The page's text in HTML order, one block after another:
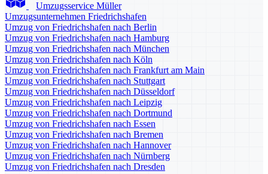
Umzugsservice Müller
Umzugsunternehmen Friedrichshafen
Umzug von Friedrichshafen nach Berlin
Umzug von Friedrichshafen nach Hamburg
Umzug von Friedrichshafen nach München
Umzug von Friedrichshafen nach Köln
Umzug von Friedrichshafen nach Frankfurt am Main
Umzug von Friedrichshafen nach Stuttgart
Umzug von Friedrichshafen nach Düsseldorf
Umzug von Friedrichshafen nach Leipzig
Umzug von Friedrichshafen nach Dortmund
Umzug von Friedrichshafen nach Essen
Umzug von Friedrichshafen nach Bremen
Umzug von Friedrichshafen nach Hannover
Umzug von Friedrichshafen nach Nürnberg
Umzug von Friedrichshafen nach Dresden